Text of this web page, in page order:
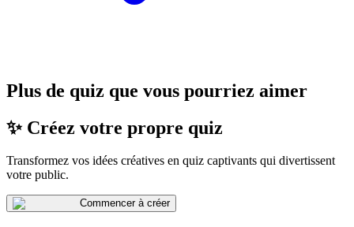
Plus de quiz que vous pourriez aimer
✨ Créez votre propre quiz
Transformez vos idées créatives en quiz captivants qui divertissent
votre public.
Commencer à créer